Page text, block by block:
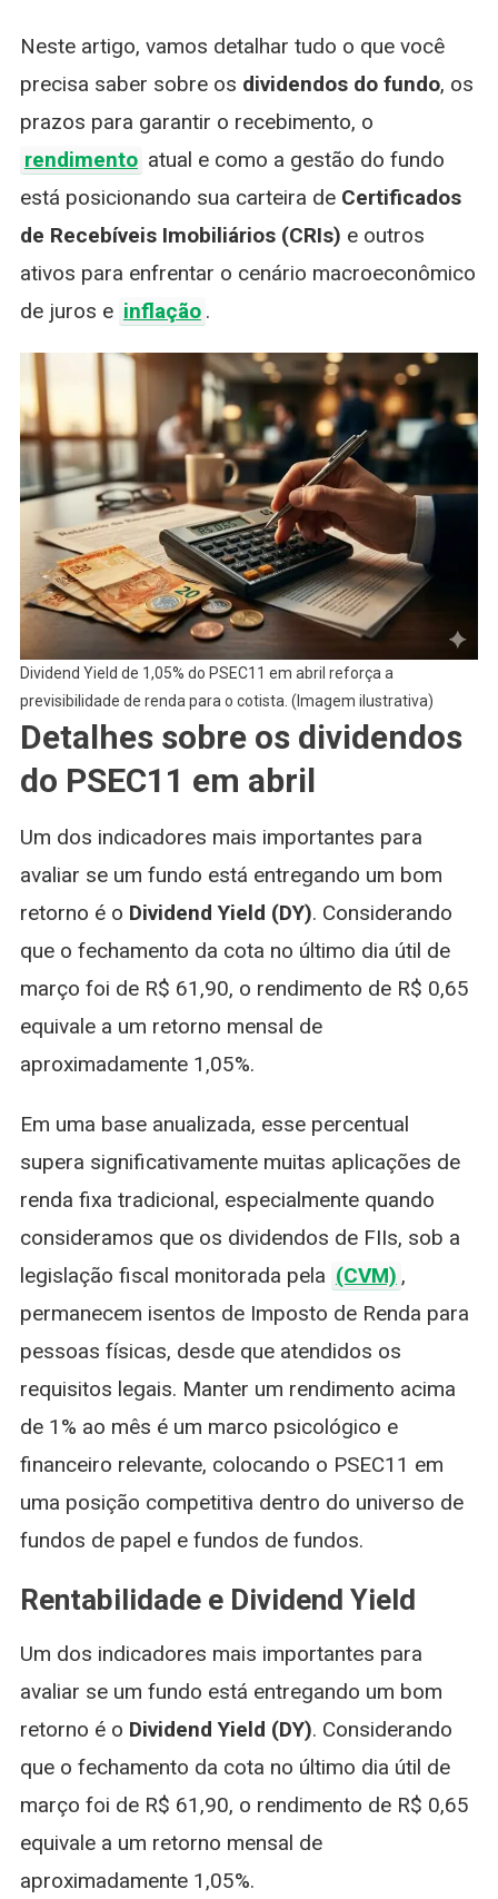
Neste artigo, vamos detalhar tudo o que você
precisa saber sobre os dividendos do fundo, os
prazos para garantir o recebimento, o
rendimento atual e como a gestão do fundo
está posicionando sua carteira de Certificados
de Recebíveis Imobiliários (CRIs) e outros
ativos para enfrentar o cenário macroeconômico
de juros e inflação .
Dividend Yield de 1,05% do PSEC11 em abril reforça a
previsibilidade de renda para o cotista. (Imagem ilustrativa)
Detalhes sobre os dividendos
do PSEC11 em abril
Um dos indicadores mais importantes para
avaliar se um fundo está entregando um bom
retorno é o Dividend Yield (DY). Considerando
que o fechamento da cota no último dia útil de
março foi de R$ 61,90, o rendimento de R$ 0,65
equivale a um retorno mensal de
aproximadamente 1,05%.
Em uma base anualizada, esse percentual
supera significativamente muitas aplicações de
renda fixa tradicional, especialmente quando
consideramos que os dividendos de FIIs, sob a
legislação fiscal monitorada pela (CVM) ,
permanecem isentos de Imposto de Renda para
pessoas físicas, desde que atendidos os
requisitos legais. Manter um rendimento acima
de 1% ao mês é um marco psicológico e
financeiro relevante, colocando o PSEC11 em
uma posição competitiva dentro do universo de
fundos de papel e fundos de fundos.
Rentabilidade e Dividend Yield
Um dos indicadores mais importantes para
avaliar se um fundo está entregando um bom
retorno é o Dividend Yield (DY). Considerando
que o fechamento da cota no último dia útil de
março foi de R$ 61,90, o rendimento de R$ 0,65
equivale a um retorno mensal de
aproximadamente 1,05%.